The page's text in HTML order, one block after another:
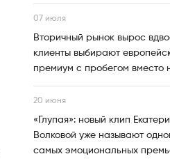
07 июля
Вторичный рынок вырос
клиенты выбирают
премиум с пробегом вместо
20 июня
«Глупая»: новый клип
Волковой уже называют
самых эмоциональных